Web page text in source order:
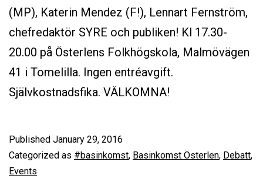
(MP), Katerin Mendez (F!), Lennart Fernström,
chefredaktör SYRE och publiken! Kl 17.30-
20.00 på Österlens Folkhögskola, Malmövägen
41 i Tomelilla. Ingen entréavgift.
Självkostnadsfika. VÄLKOMNA!
Published January 29, 2016
Categorized as #basinkomst, Basinkomst Österlen, Debatt,
Events